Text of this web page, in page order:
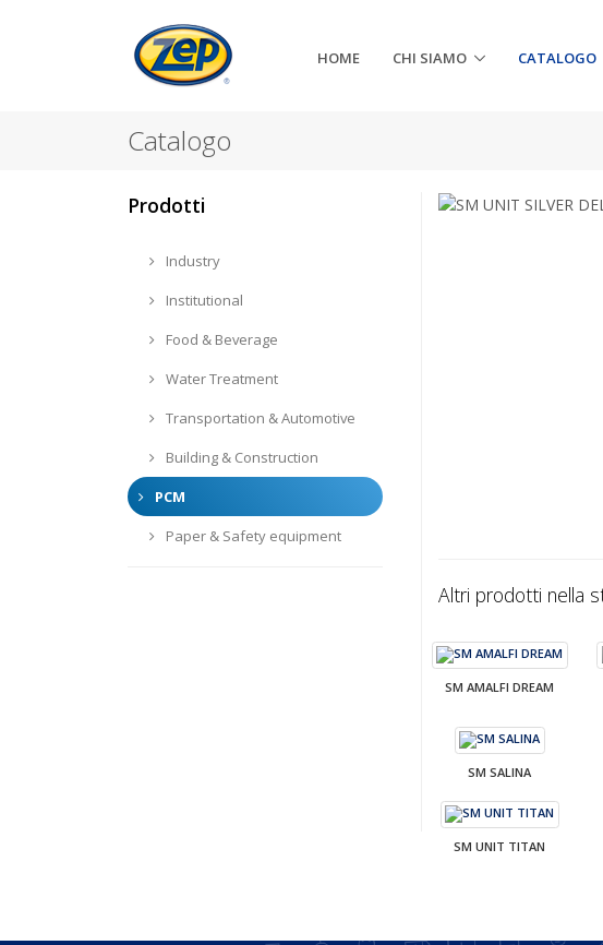
HOME CHI SIAMO CATALOGO
Catalogo
Altri prodotti nella
SM AMALFI DREAM
SM SALINA
SM UNIT TITAN
Prodotti
Industry
Institutional
Food & Beverage
Water Treatment
Transportation & Automotive
Building & Construction
PCM
Paper & Safety equipment